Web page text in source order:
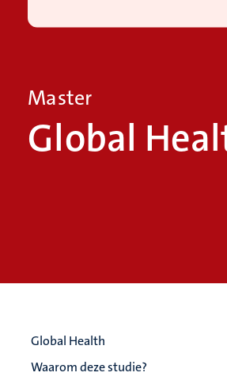
Master
Global
Global Health
Waarom deze studie?